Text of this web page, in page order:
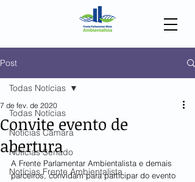
Post
Todas Notícias
Notícias Câmara
Notícias Senado
Notícias Frente Ambientalista
Todas Notícias
Convite evento de
abertura
7 de fev. de 2020
A Frente Parlamentar Ambientalista e demais
parceiros, convidam para participar do evento